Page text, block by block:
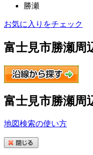
勝瀬
お気に入りをチェック
富士見市勝瀬周
富士見市勝瀬周
地図検索の使い方